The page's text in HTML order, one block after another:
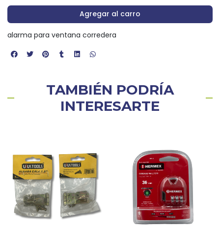
Agregar al carro
alarma para ventana corredera
TAMBIÉN PODRÍA
INTERESARTE